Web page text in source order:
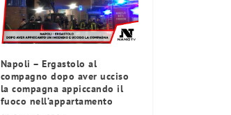
Napoli – Ergastolo al
compagno dopo aver ucciso
la compagna appiccando il
fuoco nell’appartamento